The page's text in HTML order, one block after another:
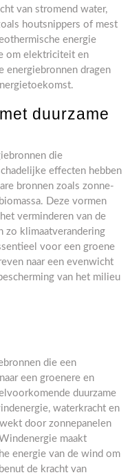
van stromend water,
houtsnippers of mest
energie
om elektriciteit en
energiebronnen dragen
duurzame
die
effecten hebben
bronnen zoals zonne-
Deze vormen
verminderen van de
zo klimaatverandering
voor een groene
naar een evenwicht
van het milieu
die een
een groenere en
duurzame
waterkracht en
door zonnepanelen
maakt
energie van de wind om
de kracht van